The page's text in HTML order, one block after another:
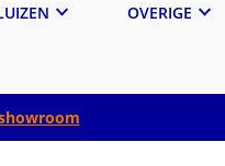
OVERIGE